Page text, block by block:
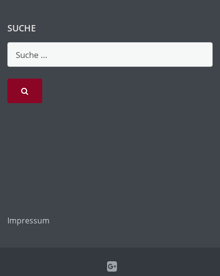
SUCHE
Impressum